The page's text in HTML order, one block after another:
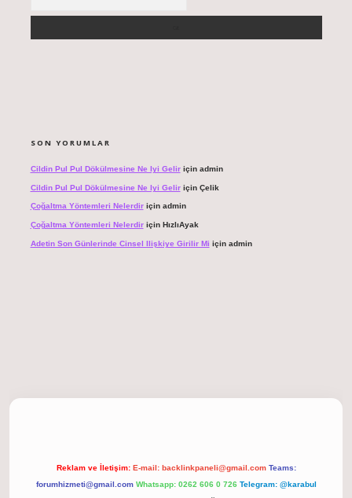
SON YORUMLAR
Cildin Pul Pul Dökülmesine Ne Iyi Geliriçin admin
Cildin Pul Pul Dökülmesine Ne Iyi Geliriçin Çelik
Çoğaltma Yöntemleri Nelerdiriçin admin
Çoğaltma Yöntemleri Nelerdiriçin HızlıAyak
Adetin Son Günlerinde Cinsel Ilişkiye Girilir Mi için admin
Reklam ve İletişim: E-mail: backlinkpaneli@gmail.com Teams:
forumhizmeti@gmail.com Whatsapp: 0262 606 0 726 Telegram: @karabul